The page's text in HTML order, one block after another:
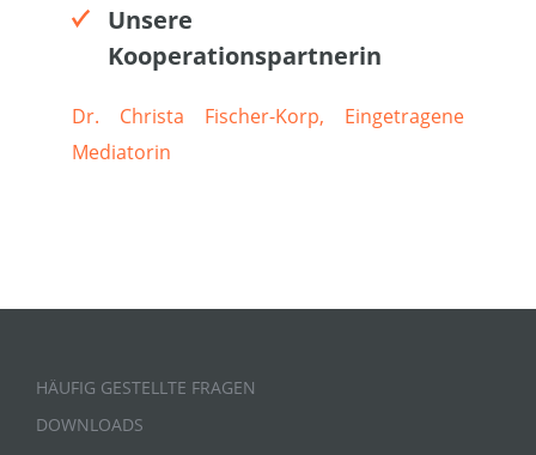
Unsere
Kooperationspartnerin
Dr. Christa Fischer-Korp, Eingetragene
Mediatorin
HÄUFIG GESTELLTE FRAGEN
DOWNLOADS